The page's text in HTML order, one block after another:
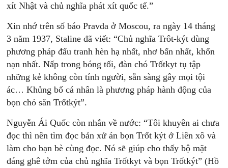
xít Nhật và chủ nghĩa phát xít quốc tế.”
Xin nhớ trên số báo Pravda ở Moscou, ra ngày 14 tháng
3 năm 1937, Staline đã viết: “Chủ nghĩa Trôt-kýt dùng
phương pháp đấu tranh hèn hạ nhất, nhơ bẩn nhất, khốn
nạn nhất. Nấp trong bóng tối, đàn chó Trốtkyt tụ tập
những kẻ không còn tính người, sẵn sàng gây mọi tội
ác… Khủng bố cá nhân là phương pháp hành động của
bọn chó săn Trốtkýt”.
Nguyễn Ái Quốc còn nhắn về nước: “Tôi khuyên ai chưa
đọc thì nên tìm đọc bản xử án bọn Trốt kýt ở Liên xô và
làm cho bạn bè cùng đọc. Nó sẽ giúp cho thấy bộ mặt
đáng ghê tởm của chủ nghĩa Trốtkyt và bọn Trốtkýt” (Hồ